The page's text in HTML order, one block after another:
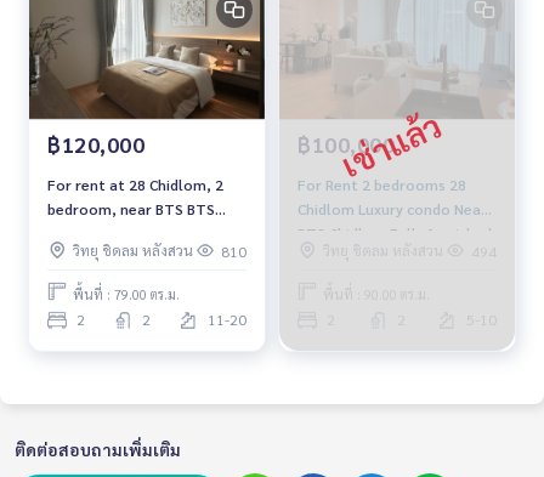
฿120,000
For rent at 28 Chidlom, 2
bedroom, near BTS BTS
ready to move in
วิทยุ ชิดลม หลังสวน 810
พื้นที่ : 79.00 ตร.ม.
2 2 11-20
฿100,000
For Rent 2 bedrooms 28
Chidlom Luxury condo Near
BTS Chidlom Fully furnished
Ready to move in
วิทยุ ชิดลม หลังสวน 494
พื้นที่ : 90.00 ตร.ม.
5-10
ติดต่อสอบถามเพิ่มเติม